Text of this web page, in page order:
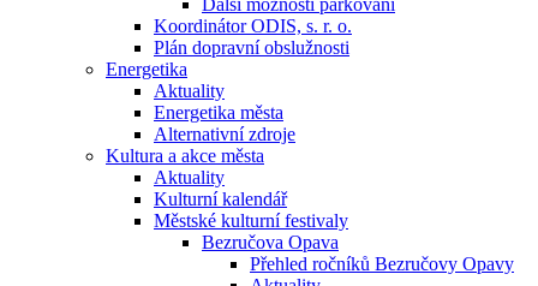
Další možnosti parkování
Koordinátor ODIS, s. r. o.
Plán dopravní obslužnosti
Energetika
Aktuality
Energetika města
Alternativní zdroje
Kultura a akce města
Aktuality
Kulturní kalendář
Městské kulturní festivaly
Bezručova Opava
Přehled ročníků Bezručovy Opavy